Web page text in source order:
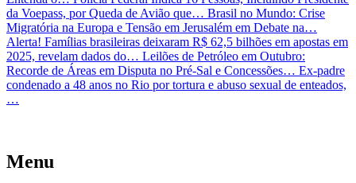
da Voepass, por Queda de Avião que… Brasil no Mundo: Crise
Migratória na Europa e Tensão em Jerusalém em Debate na…
Alerta! Famílias brasileiras deixaram R$ 62,5 bilhões em apostas em
2025, revelam dados do… Leilões de Petróleo em Outubro:
Recorde de Áreas em Disputa no Pré-Sal e Concessões… Ex-padre
condenado a 48 anos no Rio por tortura e abuso sexual de enteados,
…
Menu